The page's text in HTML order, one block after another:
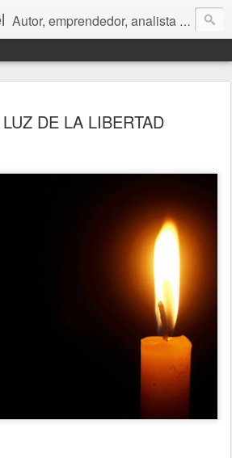
Autor, emprendedor, analista económico y político. Artículos y Ensayos, tanto en español como en inglés, sobre la condición de Venezuela y otros temas de interés internacional.
DE LA LIBERTAD